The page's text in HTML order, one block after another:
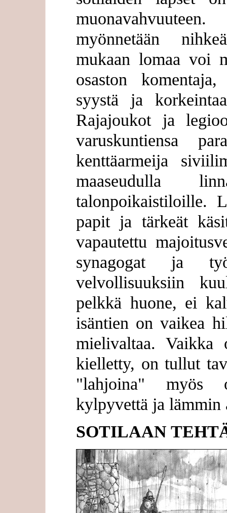
myönnetään
mukaan lomaa voi
osaston
syystä ja
Rajajoukot ja
varuskuntiensa
kenttäarmeija
maaseudulla
talonpoikaistiloille.
papit ja tärkeät
vapautettu
synagogat ja
velvollisuuksiin
pelkkä huone, ei
isäntien on vaikea
mielivaltaa. Vaikka
kielletty, on tullut
"lahjoina" myös
kylpyvettä ja lämmin
SOTILAAN